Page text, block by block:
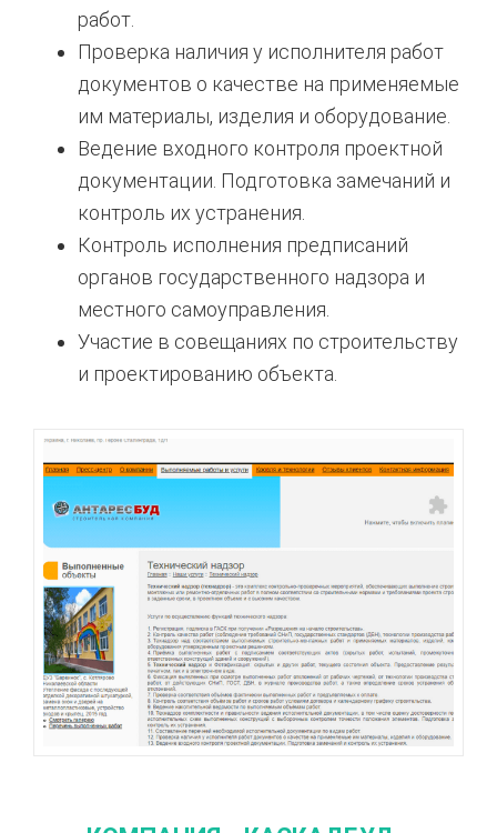
работ.
Проверка наличия у исполнителя работ
документов о качестве на применяемые
им материалы, изделия и оборудование.
Ведение входного контроля проектной
документации. Подготовка замечаний и
контроль их устранения.
Контроль исполнения предписаний
органов государственного надзора и
местного самоуправления.
Участие в совещаниях по строительству
и проектированию объекта.